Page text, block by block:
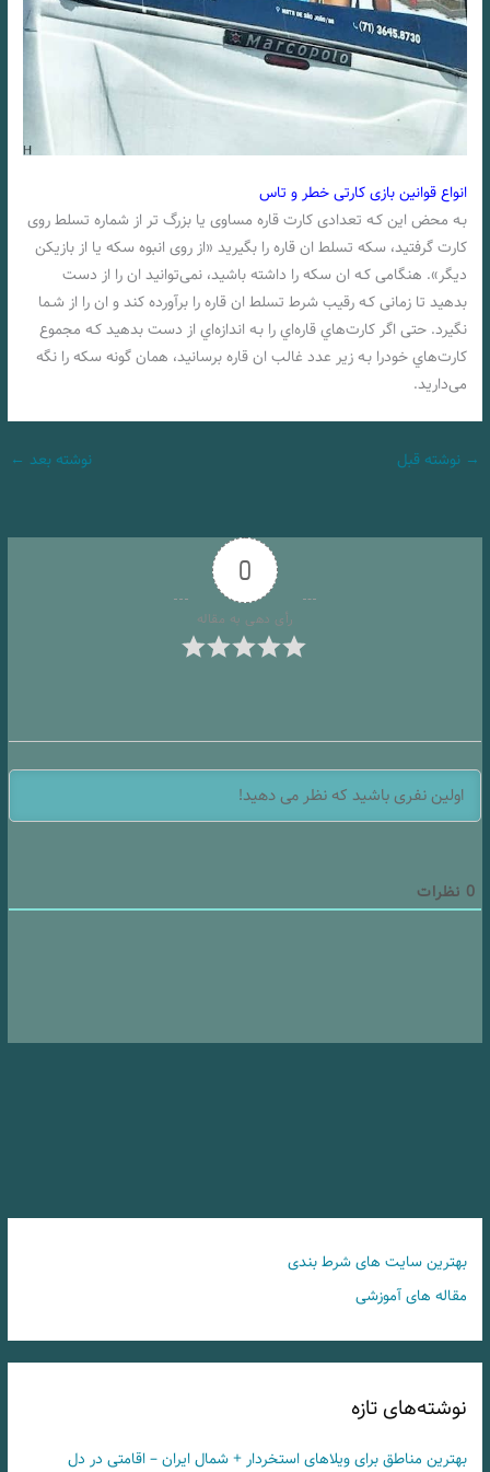
انواع قوانین بازی کارتی خطر و تاس
بـه محض این کـه تعدادی کارت قاره مساوی یا بزرگ تر از شماره تسلط روی
کارت گرفتید، سکه تسلط ان قاره را بگیرید «از روی انبوه سکه یا از بازیکن
دیگر». هنگامی کـه ان سکه را داشته باشید، نمی‌توانید ان را از دست
بدهید تا زمانی کـه رقیب شرط تسلط ان قاره را برآورده کند و ان را از شـما
نگیرد. حتی اگر کارت‌هاي‌ قاره‌اي را بـه اندازه‌اي از دست بدهید کـه مجموع
کارت‌هاي‌ خودرا بـه زیر عدد غالب ان قاره برسانید، همان‌ گونه سکه را نگه
می‌دارید.
→ نوشته قبل نوشته بعد ←
0
رأی دهی به مقاله
0 نظرات
بهترین سایت های شرط بندی
مقاله های آموزشی
نوشته‌های تازه
بهترین مناطق برای ویلاهای استخردار + شمال ایران – اقامتی در دل